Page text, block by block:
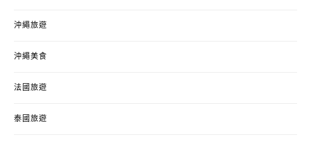
沖繩旅遊
沖繩美食
法國旅遊
泰國旅遊